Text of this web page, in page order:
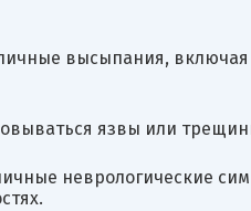
высыпания,
язвы или
неврологические